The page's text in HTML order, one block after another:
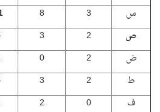
س
3
8
ص
2
3
ض
2
0
ط
2
3
ف
0
2